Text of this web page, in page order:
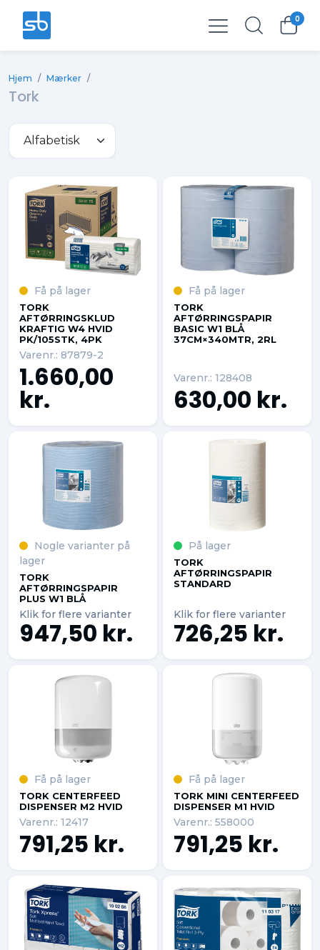
0
Total
Hjem / Mærker /
Tork
Få på lager
TORK
AFTØRRINGSKLUD
KRAFTIG W4 HVID
PK/105STK, 4PK
Varenr.: 87879-2
1.660,00
kr.
Få på lager
TORK
AFTØRRINGSPAPIR
BASIC W1 BLÅ
37CM×340MTR, 2RL
Varenr.: 128408
630,00 kr.
Nogle varianter på
lager
TORK
AFTØRRINGSPAPIR
PLUS W1 BLÅ
Klik for flere varianter
947,50 kr.
På lager
TORK
AFTØRRINGSPAPIR
STANDARD
Klik for flere varianter
726,25 kr.
Få på lager
TORK CENTERFEED
DISPENSER M2 HVID
Varenr.: 12417
791,25 kr.
Få på lager
TORK MINI CENTERFEED
DISPENSER M1 HVID
Varenr.: 558000
791,25 kr.